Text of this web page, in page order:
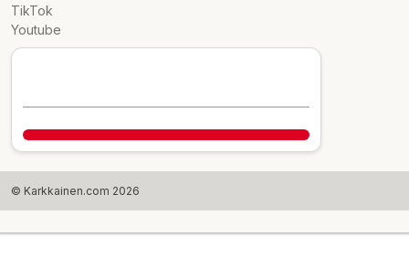
TikTok
Youtube
© Karkkainen.com 2026